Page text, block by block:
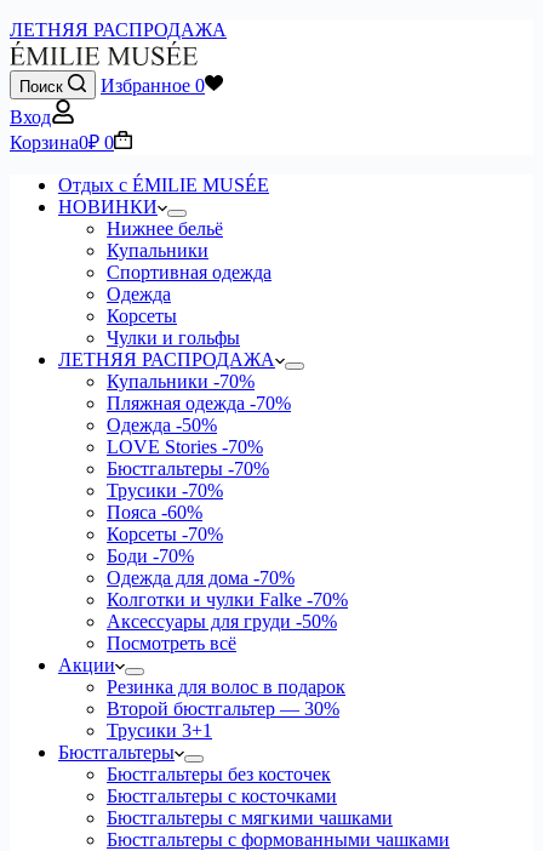
ЛЕТНЯЯ РАСПРОДАЖА
Поиск Избранное 0
Вход
Корзина0₽ 0
Отдых с ÉMILIE MUSÉE
НОВИНКИ
Нижнее бельё
Купальники
Спортивная одежда
Одежда
Корсеты
Чулки и гольфы
ЛЕТНЯЯ РАСПРОДАЖА
Купальники -70%
Пляжная одежда -70%
Одежда -50%
LOVE Stories -70%
Бюстгальтеры -70%
Трусики -70%
Пояса -60%
Корсеты -70%
Боди -70%
Одежда для дома -70%
Колготки и чулки Falke -70%
Аксессуары для груди -50%
Посмотреть всё
Акции
Резинка для волос в подарок
Второй бюстгальтер — 30%
Трусики 3+1
Бюстгальтеры
Бюстгальтеры без косточек
Бюстгальтеры с косточками
Бюстгальтеры с мягкими чашками
Бюстгальтеры с формованными чашками